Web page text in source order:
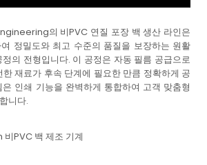
의 비PVC 연질 포장 백 생산 라인은
정밀도와 최고 수준의 품질을 보장하는 원활
의 전형입니다. 이 공정은 자동 필름 공급으로
한 재료가 후속 단계에 필요한 만큼 정확하게 공
인쇄 기능을 완벽하게 통합하여 고객 맞춤형
니다.